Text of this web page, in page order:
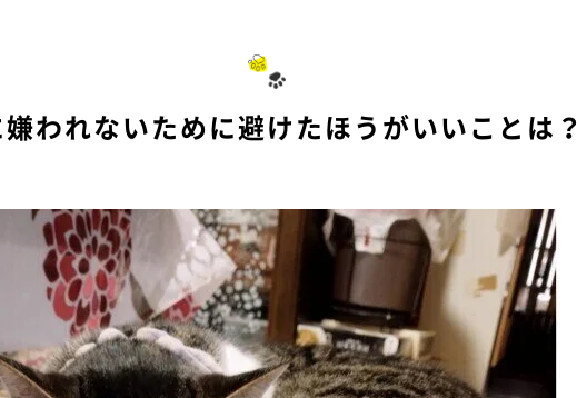
われないために避けたほうがいいことは？